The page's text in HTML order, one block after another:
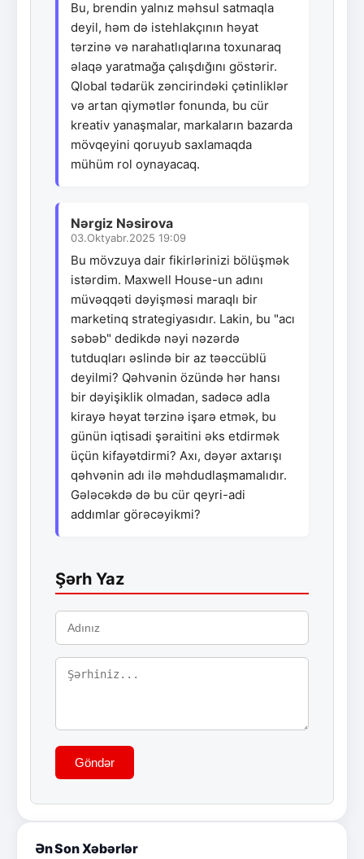
Bu, brendin yalnız məhsul satmaqla
deyil, həm də istehlakçının həyat
tərzinə və narahatlıqlarına toxunaraq
əlaqə yaratmağa çalışdığını göstərir.
Qlobal tədarük zəncirindəki çətinliklər
və artan qiymətlər fonunda, bu cür
kreativ yanaşmalar, markaların bazarda
mövqeyini qoruyub saxlamaqda
mühüm rol oynayacaq.
Nərgiz Nəsirova
03.Oktyabr.2025 19:09
Bu mövzuya dair fikirlərinizi bölüşmək
istərdim. Maxwell House-un adını
müvəqqəti dəyişməsi maraqlı bir
marketinq strategiyasıdır. Lakin, bu "acı
səbəb" dedikdə nəyi nəzərdə
tutduqları əslində bir az təəccüblü
deyilmi? Qəhvənin özündə hər hansı
bir dəyişiklik olmadan, sadəcə adla
kirayə həyat tərzinə işarə etmək, bu
günün iqtisadi şəraitini əks etdirmək
üçün kifayətdirmi? Axı, dəyər axtarışı
qəhvənin adı ilə məhdudlaşmamalıdır.
Gələcəkdə də bu cür qeyri-adi
addımlar görəcəyikmi?
Şərh Yaz
Göndər
Ən Son Xəbərlər